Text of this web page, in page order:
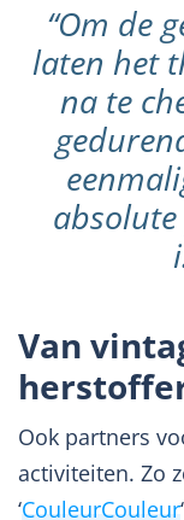
“Om de
laten het
na te
Van
Ook partners
activiteiten. Zo
‘CouleurCouleur